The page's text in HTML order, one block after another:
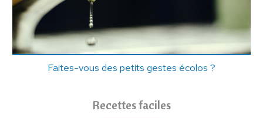
Faites-vous des petits gestes écolos ?
Recettes faciles